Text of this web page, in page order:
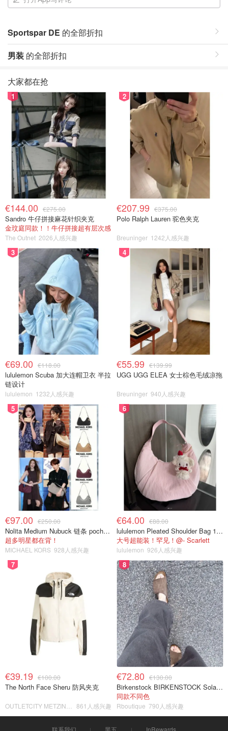
Sportspar DE 的全部折扣
男装 的全部折扣
大家都在抢
1
€144.00 €275.00
Sandro 牛仔拼接麻花针织夹克
金玟庭同款！！牛仔拼接超有层次感
The Outnet 2026人感兴趣
2
€207.99 €375.00
Polo Ralph Lauren 驼色夹克
Breuninger 1242人感兴趣
3
€69.00 €118.00
lululemon Scuba 加大连帽卫衣 半拉
链设计
lululemon 1232人感兴趣
4
€55.99 €139.99
UGG UGG ELEA 女士棕色毛绒凉拖
Breuninger 940人感兴趣
5
€97.00 €250.00
Nolita Medium Nubuck 链条 pochette
超多明星都在背！
MICHAEL KORS 928人感兴趣
6
€64.00 €88.00
lululemon Pleated Shoulder Bag 10L 单肩包
大号超能装！罕见！@- Scarlett
lululemon 926人感兴趣
7
€39.19 €100.00
The North Face Sheru 防风夹克
861人感兴趣
8
€72.80 €130.00
Birkenstock BIRKENSTOCK Solana 麂皮皮革凉拖
同款不同色
Rboutique 790人感兴趣
联系我们 黑五 InRewards